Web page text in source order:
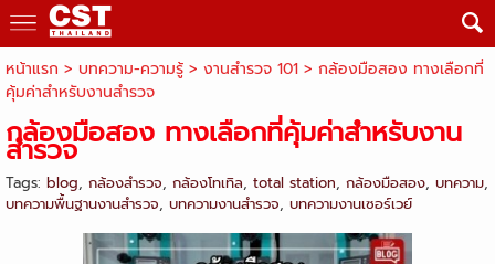
หน้าแรก > บทความ-ความรู้ > งานสำรวจ 101> กล้องมือสอง ทางเลือกที่
คุ้มค่าสำหรับงานสำรวจ
กล้องมือสอง ทางเลือกที่คุ้มค่าสำหรับงาน
สำรวจ
Tags: blog, กล้องสำรวจ, กล้องโทเทิล, total station, กล้องมือสอง, บทความ,
บทความพื้นฐานงานสำรวจ, บทความงานสำรวจ, บทความงานเซอร์เวย์